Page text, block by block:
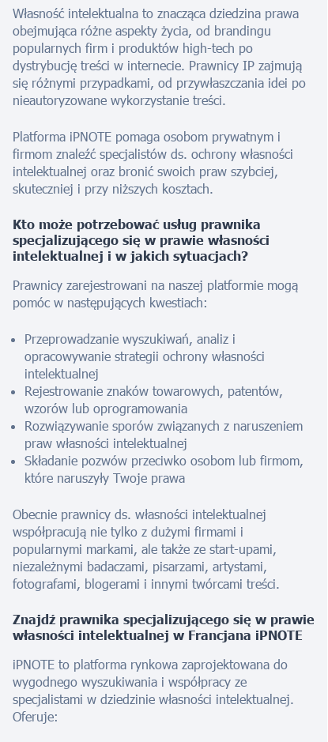
Własność intelektualna to znacząca dziedzina prawa
obejmująca różne aspekty życia, od brandingu
popularnych firm i produktów high-tech po
dystrybucję treści w internecie. Prawnicy IP zajmują
się różnymi przypadkami, od przywłaszczania idei po
nieautoryzowane wykorzystanie treści.
Platforma iPNOTE pomaga osobom prywatnym i
firmom znaleźć specjalistów ds. ochrony własności
intelektualnej oraz bronić swoich praw szybciej,
skuteczniej i przy niższych kosztach.
Kto może potrzebować usług prawnika
specjalizującego się w prawie własności
intelektualnej i w jakich sytuacjach?
Prawnicy zarejestrowani na naszej platformie mogą
pomóc w następujących kwestiach:
Przeprowadzanie wyszukiwań, analiz i
opracowywanie strategii ochrony własności
intelektualnej
Rejestrowanie znaków towarowych, patentów,
wzorów lub oprogramowania
Rozwiązywanie sporów związanych z naruszeniem
praw własności intelektualnej
Składanie pozwów przeciwko osobom lub firmom,
które naruszyły Twoje prawa
Obecnie prawnicy ds. własności intelektualnej
współpracują nie tylko z dużymi firmami i
popularnymi markami, ale także ze start-upami,
niezależnymi badaczami, pisarzami, artystami,
fotografami, blogerami i innymi twórcami treści.
Znajdź prawnika specjalizującego się w prawie
własności intelektualnej w Francjana iPNOTE
iPNOTE to platforma rynkowa zaprojektowana do
wygodnego wyszukiwania i współpracy ze
specjalistami w dziedzinie własności intelektualnej.
Oferuje: